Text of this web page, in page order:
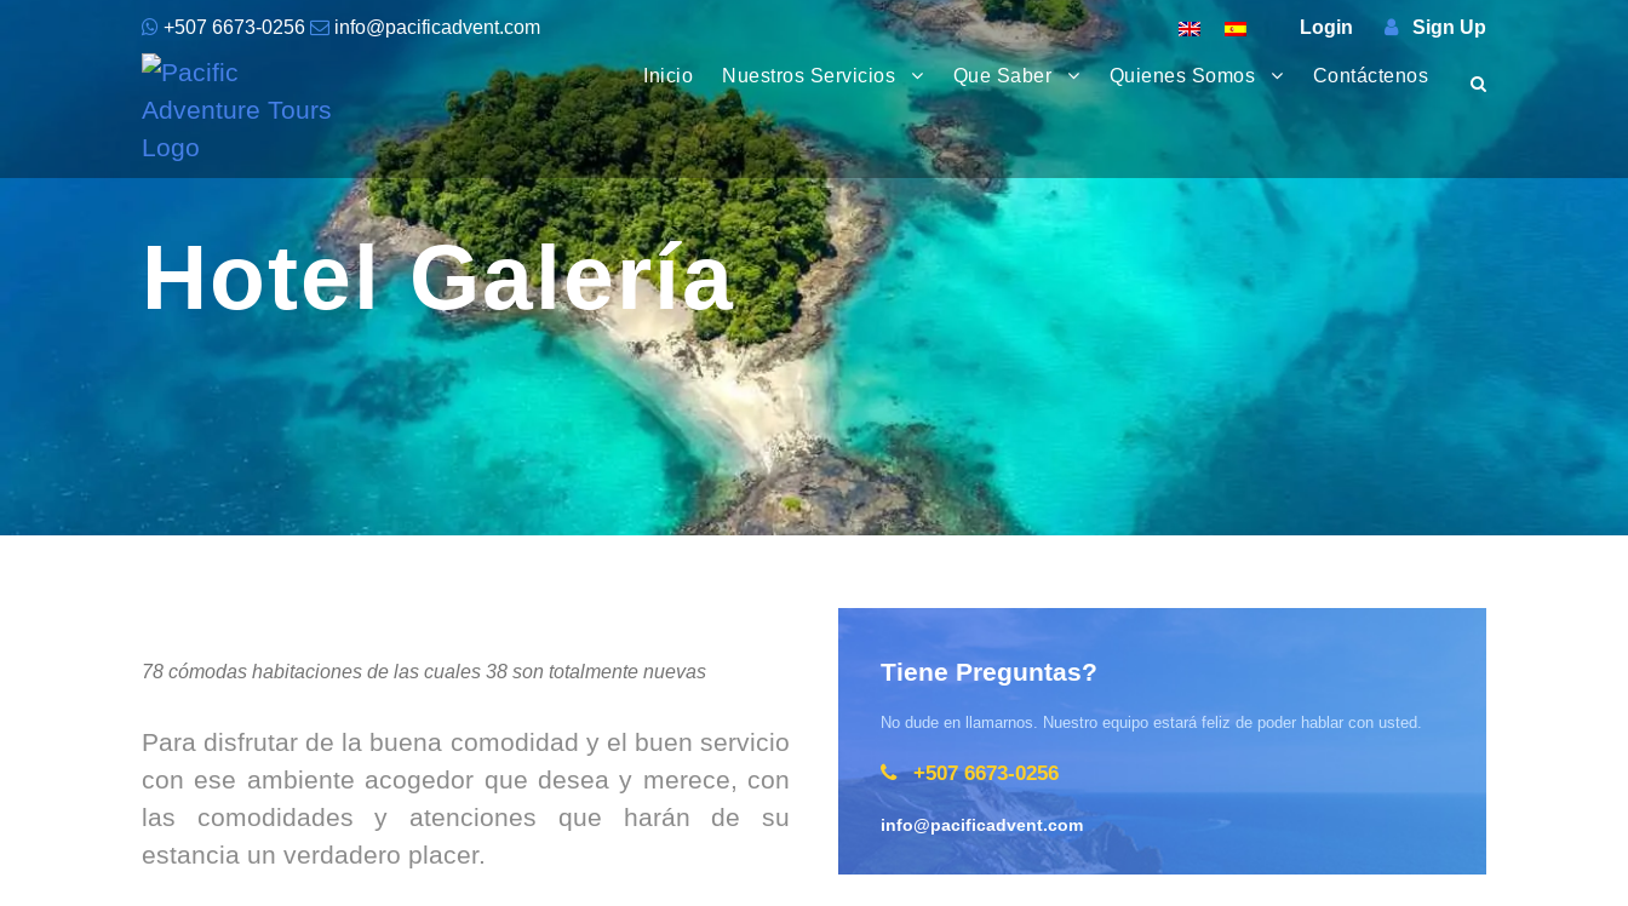
+507 6673-0256 info@pacificadvent.com Login Sign Up
Inicio Nuestros Servicios Que Saber Quienes Somos Contáctenos
Hotel Galería
78 cómodas habitaciones de las cuales 38 son totalmente nuevas
Para disfrutar de la buena comodidad y el buen servicio
con ese ambiente acogedor que desea y merece, con
las comodidades y atenciones que harán de su
estancia un verdadero placer.
Tiene Preguntas?
No dude en llamarnos. Nuestro equipo estará feliz de poder hablar con usted.
+507 6673-0256
info@pacificadvent.com